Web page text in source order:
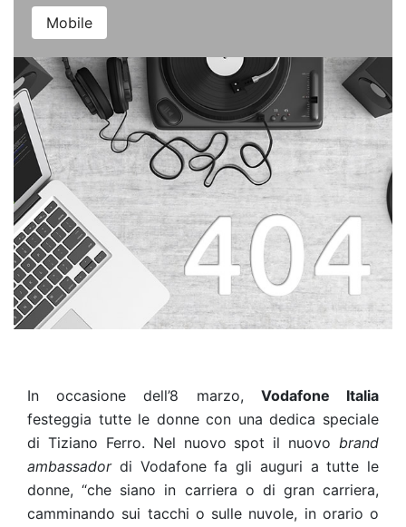
Mobile
In occasione dell’8 marzo, Vodafone Italia
festeggia tutte le donne con una dedica speciale
di Tiziano Ferro. Nel nuovo spot il nuovo brand
ambassadordi Vodafone fa gli auguri a tutte le
donne, “che siano in carriera o di gran carriera,
camminando sui tacchi o sulle nuvole, in orario o